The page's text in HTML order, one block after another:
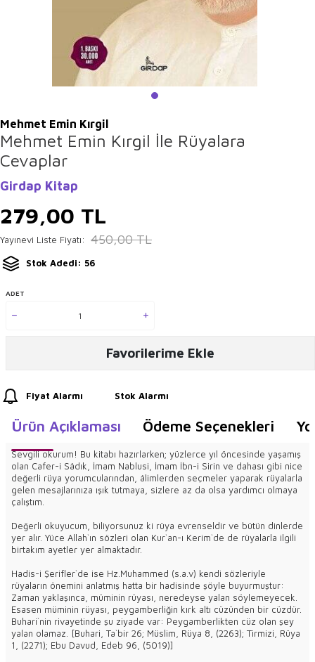
Mehmet Emin Kırgil
Mehmet Emin Kırgil İle Rüyalara
Cevaplar
Girdap Kitap
279,00 TL
Yayınevi Liste Fiyatı: 450,00TL
Stok Adedi: 56
ADET
Favorilerime Ekle
Fiyat Alarmı Stok Alarmı
Ürün Açıklaması Ödeme Seçenekleri
Sevgili okurum! Bu kitabı hazırlarken; yüzlerce yıl öncesinde yaşamış
olan Cafer-i Sâdık, İmam Nablusi, İmam İbn-i Sirin ve dahası gibi nice
değerli rüya yorumcularından, âlimlerden seçmeler yaparak rüyalarla
gelen mesajlarınıza ışık tutmaya, sizlere az da olsa yardımcı olmaya
çalıştım.
Değerli okuyucum, biliyorsunuz ki rüya evrenseldir ve bütün dinlerde
yer alır. Yüce Allah`ın sözleri olan Kur`an-ı Kerim`de de rüyalarla ilgili
birtakım ayetler yer almaktadır.
Hadis-i Şerifler`de ise Hz.Muhammed (s.a.v) kendi sözleriyle
rüyaların önemini anlatmış hatta bir hadisinde şöyle buyurmuştur:
Zaman yaklaşınca, müminin rüyası, neredeyse yalan söylemeyecek.
Esasen müminin rüyası, peygamberliğin kırk altı cüzünden bir cüzdür.
Buhari`nin rivayetinde şu ziyade var: Peygamberlikten cüz olan şey
yalan olamaz. [Buhari, Ta`bir 26; Müslim, Rüya 8, (2263); Tirmizi, Rüya
1, (2271); Ebu Davud, Edeb 96, (5019)]